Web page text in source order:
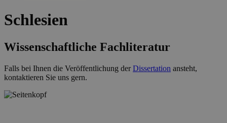
Schlesien
Wissenschaftliche Fachliteratur
Falls bei Ihnen die Veröffentlichung derDissertation ansteht,
kontaktieren Sie uns gern.